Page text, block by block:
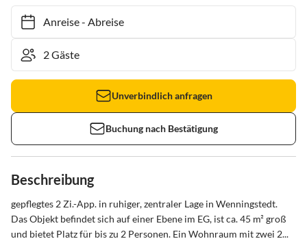
Anreise- Abreise
Unverbindlich anfragen
Buchung nach Bestätigung
Beschreibung
gepflegtes 2 Zi.-App. in ruhiger, zentraler Lage in Wenningstedt.
Das Objekt befindet sich auf einer Ebene im EG, ist ca. 45 m² groß
und bietet Platz für bis zu 2 Personen. Ein Wohnraum mit zwei 2...